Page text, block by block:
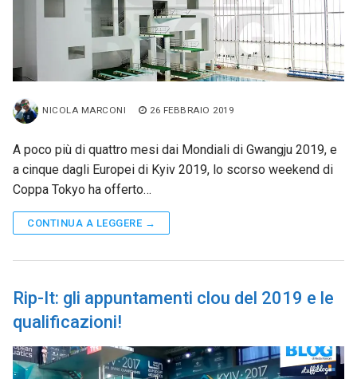
NICOLA MARCONI 26 FEBBRAIO 2019
A poco più di quattro mesi dai Mondiali di Gwangju 2019, e
a cinque dagli Europei di Kyiv 2019, lo scorso weekend di
Coppa Tokyo ha offerto…
CONTINUA A LEGGERE →
Rip-It: gli appuntamenti clou del 2019 e le
qualificazioni!